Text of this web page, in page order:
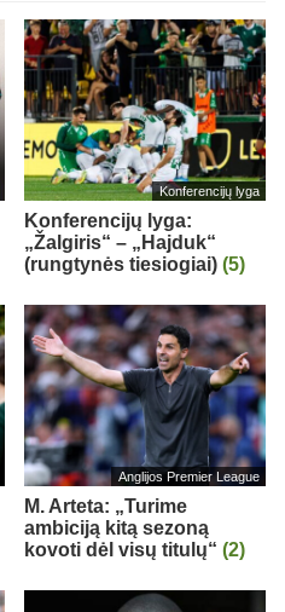
Konferencijų lyga
Konferencijų lyga:
„Žalgiris“ – „Hajduk“
(rungtynės tiesiogiai) (5)
Anglijos Premier League
M. Arteta: „Turime
ambiciją kitą sezoną
kovoti dėl visų titulų“ (2)